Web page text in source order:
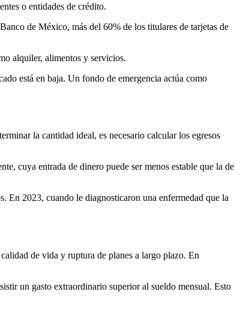
o entidades de crédito.
de México, más del 60% de los titulares de tarjetas de
alquiler, alimentos y servicios.
está en baja. Un fondo de emergencia actúa como
la cantidad ideal, es necesario calcular los egresos
cuya entrada de dinero puede ser menos estable que la de
En 2023, cuando le diagnosticaron una enfermedad que la
de vida y ruptura de planes a largo plazo. En
un gasto extraordinario superior al sueldo mensual. Esto